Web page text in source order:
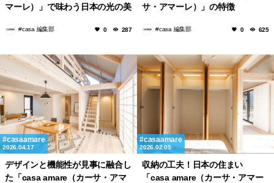
マーレ）」で味わう日本の光の美
#casa 編集部 0 287
サ・アマーレ）」の特徴
#casa 編集部 0 625
casaamare
2026.04.17
デザインと機能性が見事に融合し
た「casa amare（カーサ・アマ
casaamare
2026.02.05
収納の工夫！日本の住まい
「casa amare（カーサ・アマー